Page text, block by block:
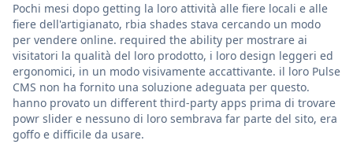
Pochi mesi dopo getting la loro attività alle fiere locali e alle
fiere dell'artigianato, rbia shades stava cercando un modo
per vendere online. required the ability per mostrare ai
visitatori la qualità del loro prodotto, i loro design leggeri ed
ergonomici, in un modo visivamente accattivante. il loro Pulse
CMS non ha fornito una soluzione adeguata per questo.
hanno provato un different third-party apps prima di trovare
powr slider e nessuno di loro sembrava far parte del sito, era
goffo e difficile da usare.